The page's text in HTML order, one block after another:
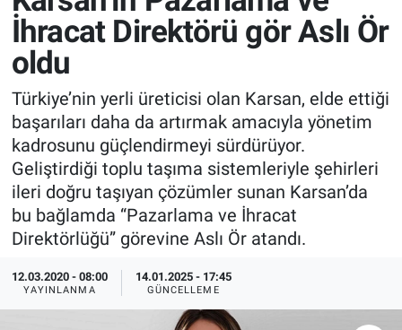
İhracat Direktörü gör Aslı Ör
oldu
Türkiye’nin yerli üreticisi olan Karsan, elde ettiği
başarıları daha da artırmak amacıyla yönetim
kadrosunu güçlendirmeyi sürdürüyor.
Geliştirdiği toplu taşıma sistemleriyle şehirleri
ileri doğru taşıyan çözümler sunan Karsan’da
bu bağlamda “Pazarlama ve İhracat
Direktörlüğü” görevine Aslı Ör atandı.
12.03.2020 - 08:00
YAYINLANMA
14.01.2025 - 17:45
GÜNCELLEME
İnşaat ve Malzeme
HaberOrtak
EndüstriST
Enerjisini Üreten Fabrikalar
Endüstri 4.0 Uygulamaları
Ağır Sanayi Çözümleri